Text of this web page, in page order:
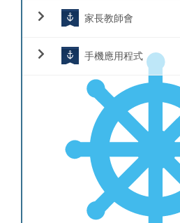
家長教師會
手機應用程式